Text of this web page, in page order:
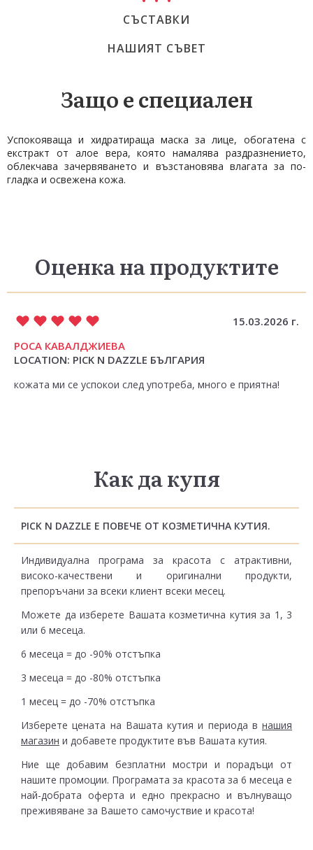
СЪСТАВКИ
НАШИЯТ СЪВЕТ
Защо е специален
Успокояваща и хидратираща маска за лице, обогатена с
екстракт от алое вера, която намалява раздразнението,
облекчава зачервяването и възстановява влагата за по-
гладка и освежена кожа.
Оценка на продуктите
15.03.2026 г.
РОСА КАВАЛДЖИЕВА
LOCATION: PICK N DAZZLE БЪЛГАРИЯ
кожата ми се успокои след употреба, много е приятна!
Как да купя
PICK N DAZZLE Е ПОВЕЧЕ ОТ КОЗМЕТИЧНА КУТИЯ.
Индивидуална програма за красота с атрактивни,
високо-качествени и оригинални продукти,
препоръчани за всеки клиент всеки месец.
Можете да изберете Вашата козметична кутия за 1, 3
или 6 месеца.
6 месеца = до -90% отстъпка
3 месеца = до -80% отстъпка
1 месец = до -70% отстъпка
Изберете цената на Вашата кутия и периода в нашия
магазин и добавете продуктите във Вашата кутия.
Ние ще добавим безплатни мостри и порадъци от
нашите промоции. Програмата за красота за 6 месеца е
най-добрата оферта и едно прекрасно и вълнуващо
преживяване за Вашето самочуствие и красота!